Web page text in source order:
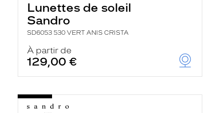
Lunettes de soleil
Sandro
SD6053 530 VERT ANIS CRISTA
À partir de
129,00 €